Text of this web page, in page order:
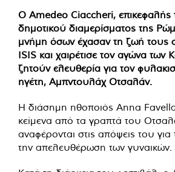
Ο Amedeo Ciaccheri, επικεφαλής
δημοτικού διαμερίσματος της
μνήμη όσων έχασαν τη ζωή τους
ISIS και χαιρέτισε τον αγώνα
ζητούν ελευθερία για τον
ηγέτη, Αμπντουλάχ Οτσαλάν.
Η διάσημη ηθοποιός Anna
κείμενα από τα γραπτά του
αναφέρονται στις απόψεις του
την απελευθέρωση των γυναικών.